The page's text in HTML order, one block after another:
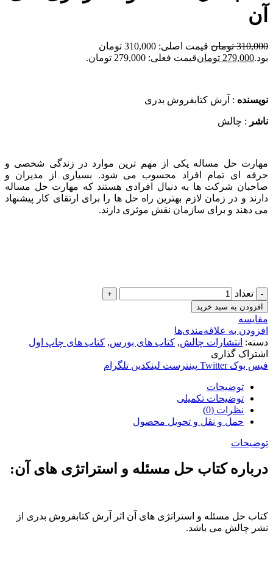
آن
310,000 تومان
قیمت اصلی: 310,000 تومان
بود.279,000 تومانقیمت فعلی: 279,000 تومان.
نویسنده : آرش کتابفروش بدری
ناشر : چالش
مهارت حل مساله یکی از مهم ترین موارد در زندگی شخصی و
حرفه ای تمام افراد محسوب می شود. بسیاری از مدیران و
صاحبان شرکت ها به دنبال افرادی هستند که مهارت حل مساله
دارند و در زمان لازم بهترین راه حل ها را برای ارتقای کار پیشنهاد
می دهند و برای سازمان نقش موثری دارند.
تعداد
افزودن به سبد خرید
مقایسه
افزودن به علاقه‌مندی‌ها
دسته: انتشارات چالش, کتاب های بورس, کتاب های چاپ اول
اشتراک گذاری
فیس بوک Twitter پینترست لینکدین تلگرام
توضیحات
توضیحات تکمیلی
نظرات (0)
حمل و نقل و تحویل محصول
توضیحات
درباره کتاب حل مسئله و استراتژی های آن:
کتاب حل مسئله و استراتژی های آن اثر آرش کتابفروش بدری از
نشر چالش می باشد.